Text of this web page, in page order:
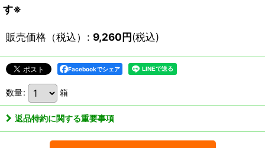
す※
販売価格（税込） : 9,260円(税込)
Facebookでシェア
数量: 箱
返品特約に関する重要事項